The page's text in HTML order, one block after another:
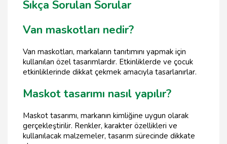
Sıkça Sorulan Sorular
Van maskotları nedir?
Van maskotları, markaların tanıtımını yapmak için
kullanılan özel tasarımlardır. Etkinliklerde ve çocuk
etkinliklerinde dikkat çekmek amacıyla tasarlanırlar.
Maskot tasarımı nasıl yapılır?
Maskot tasarımı, markanın kimliğine uygun olarak
gerçekleştirilir. Renkler, karakter özellikleri ve
kullanılacak malzemeler, tasarım sürecinde dikkate